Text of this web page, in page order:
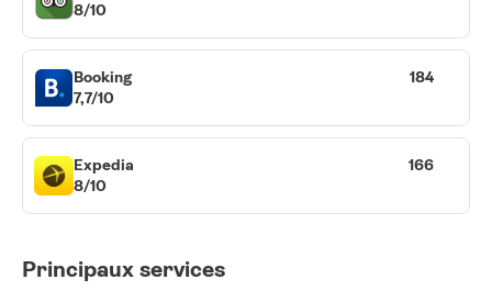
8/10
Booking
7,7/10
184
Expedia
8/10
166
Principaux services